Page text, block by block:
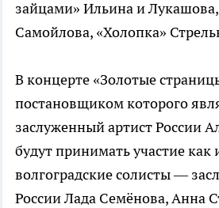
зайцами» Ильина и
Самойлова, «Холопка»
В концерте «Золотые
постановщиком которого
заслуженный артист России
будут принимать участие как
волгоградские солисты —
России Лада Семёнова, Анна